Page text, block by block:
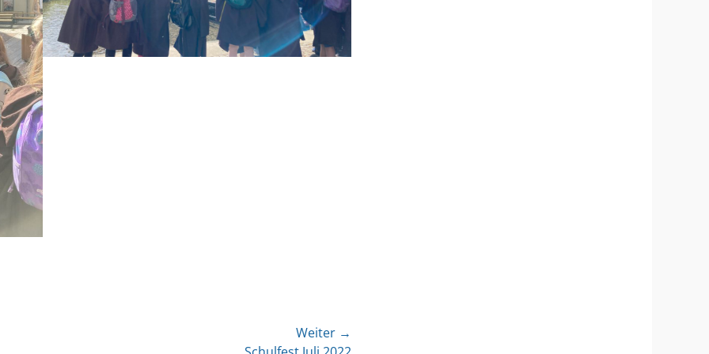
Weiter →